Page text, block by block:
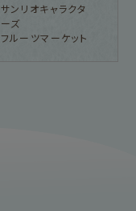
サンリオキャラクタ
ーズ
フルーツマーケット